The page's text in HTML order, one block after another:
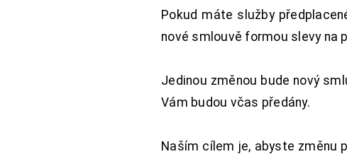
Pokud máte služby
nové smlouvě formou slevy na
Jedinou změnou bude nový
Vám budou včas předány.
Naším cílem je, abyste změnu